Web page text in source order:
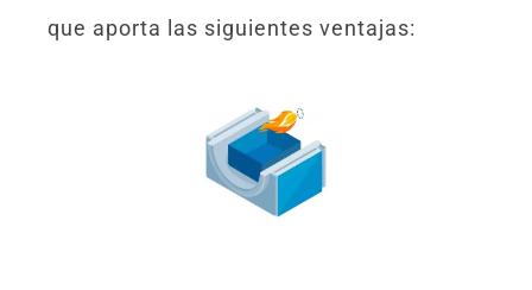
que aporta las siguientes ventajas: